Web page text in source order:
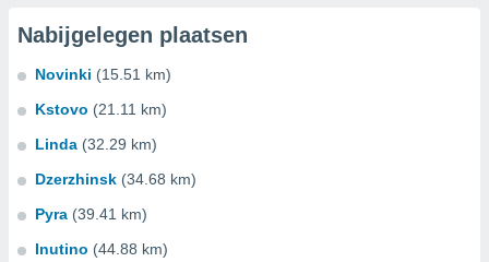
Nabijgelegen plaatsen
Novinki (15.51 km)
Kstovo (21.11 km)
Linda (32.29 km)
Dzerzhinsk (34.68 km)
Pyra (39.41 km)
Inutino (44.88 km)